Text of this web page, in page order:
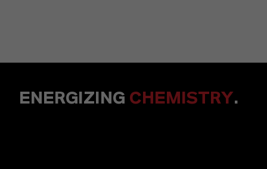
ENERGIZING CHEMISTRY.